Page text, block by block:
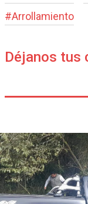
#Arrollamiento
Déjanos tus